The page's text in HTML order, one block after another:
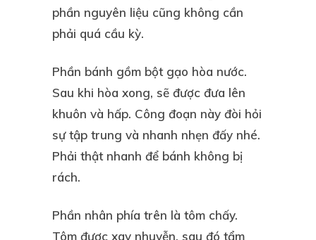
phần nguyên liệu cũng không cần
phải quá cầu kỳ.
Phần bánh gồm bột gạo hòa nước.
Sau khi hòa xong, sẽ được đưa lên
khuôn và hấp. Công đoạn này đòi hỏi
sự tập trung và nhanh nhẹn đấy nhé.
Phải thật nhanh để bánh không bị
rách.
Phần nhân phía trên là tôm chấy.
Tôm được xay nhuyễn, sau đó tẩm